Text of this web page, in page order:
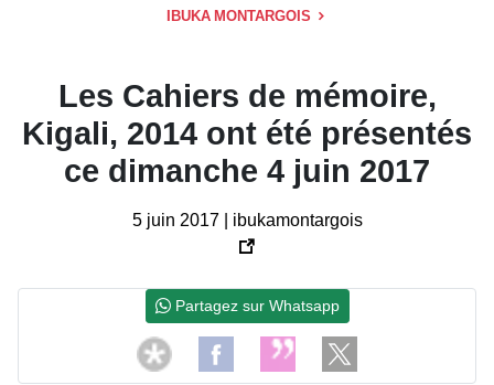
IBUKA MONTARGOIS
Les Cahiers de mémoire,
Kigali, 2014 ont été présentés
ce dimanche 4 juin 2017
5 juin 2017 | ibukamontargois
Partagez sur Whatsapp